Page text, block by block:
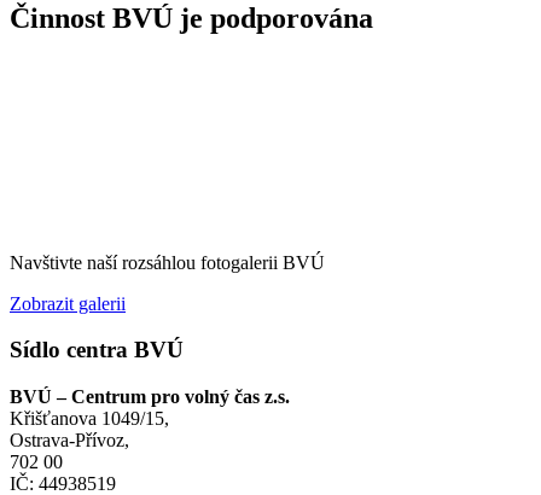
Činnost BVÚ je podporována
Navštivte naší rozsáhlou fotogalerii BVÚ
Zobrazit galerii
Sídlo centra BVÚ
BVÚ – Centrum pro volný čas z.s.
Křišťanova 1049/15,
Ostrava-Přívoz,
702 00
IČ: 44938519